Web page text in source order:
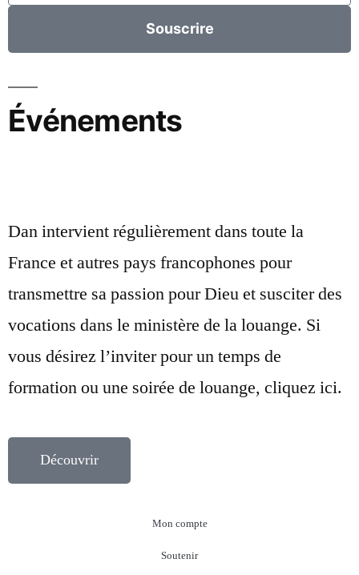
Souscrire
Événements
Dan intervient régulièrement dans toute la
France et autres pays francophones pour
transmettre sa passion pour Dieu et susciter des
vocations dans le ministère de la louange. Si
vous désirez l’inviter pour un temps de
formation ou une soirée de louange, cliquez ici.
Découvrir
Mon compte
Soutenir